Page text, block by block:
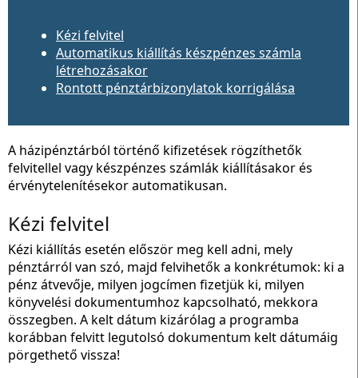
Kézi felvitel
Automatikus kiállítás készpénzes számla
létrehozásakor
Rontott pénztárbizonylatok korrigálása
A házipénztárból történő kifizetések rögzíthetők
felvitellel vagy készpénzes számlák kiállításakor és
érvénytelenítésekor automatikusan.
Kézi felvitel
Kézi kiállítás esetén először meg kell adni, mely
pénztárról van szó, majd felvihetők a konkrétumok: ki a
pénz átvevője, milyen jogcímen fizetjük ki, milyen
könyvelési dokumentumhoz kapcsolható, mekkora
összegben. A kelt dátum kizárólag a programba
korábban felvitt legutolsó dokumentum kelt dátumáig
pörgethető vissza!